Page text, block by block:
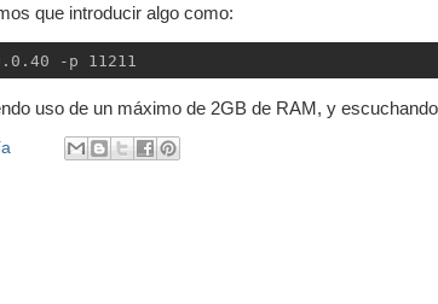
que introducir algo como:
-p 11211
uso de un máximo de 2GB de RAM, y